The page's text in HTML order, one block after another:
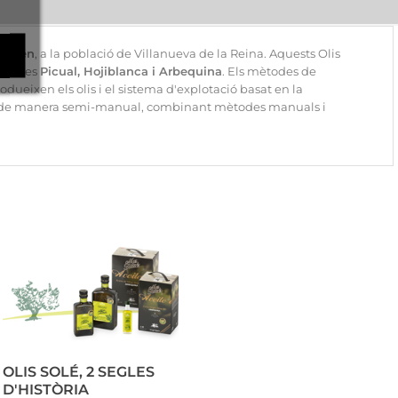
Jaén, a la població de Villanueva de la Reina. Aquests Olis
olives Picual, Hojiblanca i Arbequina. Els mètodes de
els olis i el sistema d'explotació basat en la
de manera semi-manual, combinant mètodes manuals i
OLIS SOLÉ, 2 SEGLES
D'HISTÒRIA